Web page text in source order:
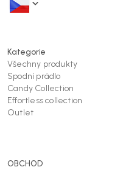
Kategorie
Všechny produkty
Spodní prádlo
Candy Collection
Effortless collection
Outlet
OBCHOD